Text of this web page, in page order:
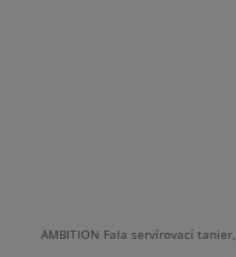
AMBITION Fala servírovací tanier,